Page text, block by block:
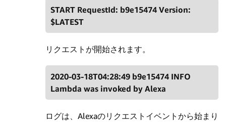
START RequestId: b9e15474 Version:
$LATEST
リクエストが開始されます。
2020-03-18T04:28:49 b9e15474 INFO
Lambda was invoked by Alexa
ログは、Alexaのリクエストイベントから始まり